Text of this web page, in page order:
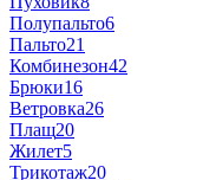
Полупальто6
Пальто21
Комбинезон42
Брюки16
Ветровка26
Плащ20
Жилет5
Трикотаж20